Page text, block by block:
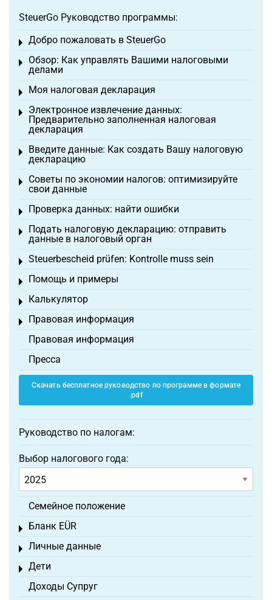
SteuerGo Руководство программы:
Добро пожаловать в SteuerGo
Toggle menu
Обзор: Как управлять Вашими налоговыми
делами
Toggle menu
Моя налоговая декларация
Toggle menu
Электронное извлечение данных:
Предварительно заполненная налоговая
декларация
Toggle menu
Введите данные: Как создать Вашу налоговую
декларацию
Toggle menu
Советы по экономии налогов: оптимизируйте
свои данные
Toggle menu
Проверка данных: найти ошибки
Toggle menu
Подать налоговую декларацию: отправить
данные в налоговый орган
Toggle menu
Steuerbescheid prüfen: Kontrolle muss sein
Toggle menu
Помощь и примеры
Toggle menu
Калькулятор
Toggle menu
Правовая информация
Toggle menu
Правовая информация
Пресса
Скачать бесплатное руководство по программе в формате
.pdf
Руководство по налогам:
Выбор налогового года:
Семейное положение
Бланк EÜR
Toggle menu
Личные данные
Toggle menu
Дети
Toggle menu
Доходы Супруг